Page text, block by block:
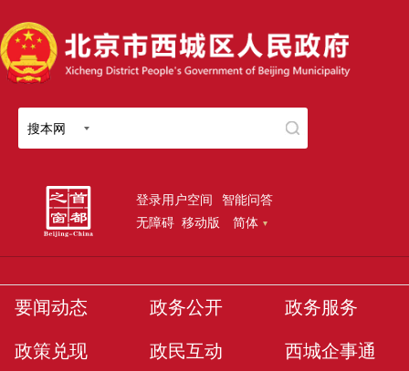
搜本网
登录用户空间 智能问答
无障碍 移动版 简体
要闻动态 政务公开 政务服务
政策兑现 政民互动 西城企事通